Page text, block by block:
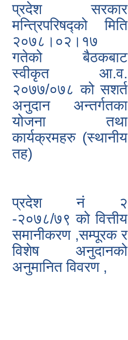
प्रदेश सरकार
मन्त्रिपरिषद्को मिति
२०७८।०२।१७
गतेको बैठकबाट
स्वीकृत आ.व.
२०७७/०७८ को सशर्त
अनुदान अन्तर्गतका
योजना तथा
कार्यक्रमहरु (स्थानीय
तह)
प्रदेश नं २
-२०७८/७९ को वित्तीय
समानीकरण ,सम्पूरक र
विशेष अनुदानको
अनुमानित विवरण ,